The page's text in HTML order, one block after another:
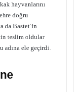
hayvanlarını
doğru
da Bastet’in
teslim oldular
adına ele geçirdi.